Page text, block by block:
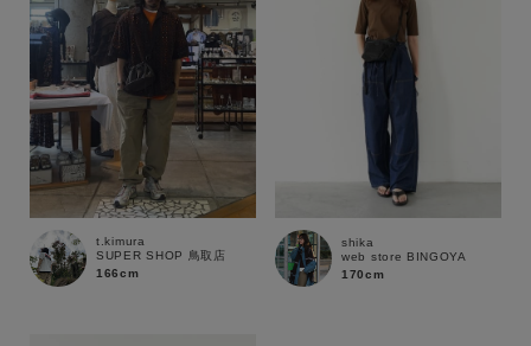
t.kimura
SUPER SHOP 鳥取店
166cm
shika
web store BINGOYA
170cm